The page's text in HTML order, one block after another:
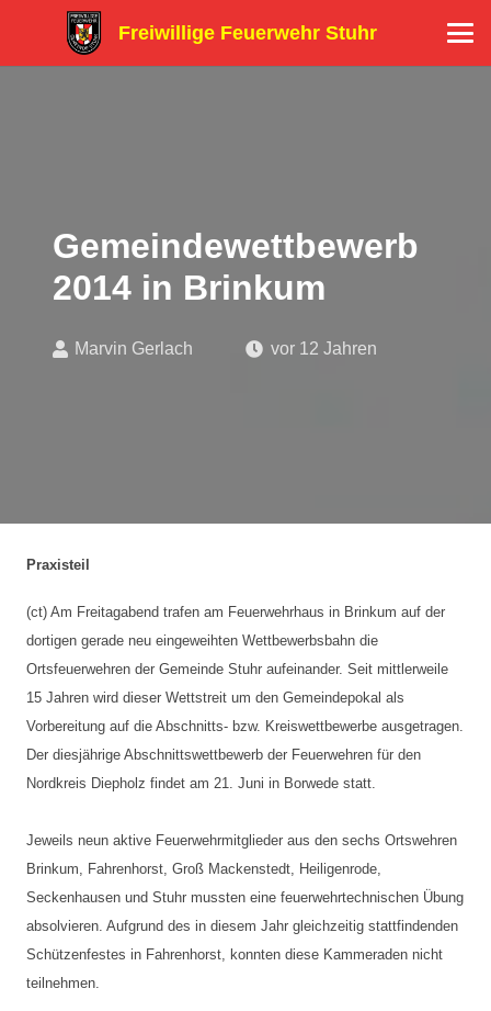
Freiwillige Feuerwehr Stuhr
Gemeindewettbewerb
2014 in Brinkum
Marvin Gerlach vor 12 Jahren
Praxisteil
(ct) Am Freitagabend trafen am Feuerwehrhaus in Brinkum auf der
dortigen gerade neu eingeweihten Wettbewerbsbahn die
Ortsfeuerwehren der Gemeinde Stuhr aufeinander. Seit mittlerweile
15 Jahren wird dieser Wettstreit um den Gemeindepokal als
Vorbereitung auf die Abschnitts- bzw. Kreiswettbewerbe ausgetragen.
Der diesjährige Abschnittswettbewerb der Feuerwehren für den
Nordkreis Diepholz findet am 21. Juni in Borwede statt.
Jeweils neun aktive Feuerwehrmitglieder aus den sechs Ortswehren
Brinkum, Fahrenhorst, Groß Mackenstedt, Heiligenrode,
Seckenhausen und Stuhr mussten eine feuerwehrtechnischen Übung
absolvieren. Aufgrund des in diesem Jahr gleichzeitig stattfindenden
Schützenfestes in Fahrenhorst, konnten diese Kammeraden nicht
teilnehmen.